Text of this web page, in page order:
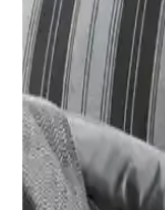
Deco Bianca ile
nevresim
Taç Lisanslı
Takımı: Renkli
Taç lisanslı Barbie
pamuklu
özellikleriyle öne